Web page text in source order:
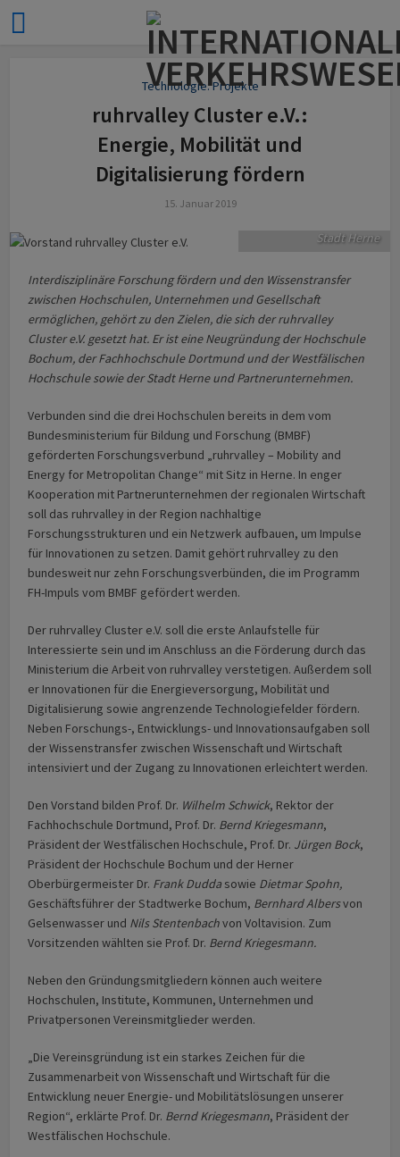
Technologie: Projekte
ruhrvalley Cluster e.V.:
Energie, Mobilität und
Digitalisierung fördern
15. Januar 2019
Der Vorstand des
Vereins (v.l.): Nils
Jürgen Bock, Prof.
Wilhelm Schwick,
Frank Dudda und Prof.
Stadt Herne
Interdisziplinäre Forschung fördern und den Wissenstransfer
zwischen Hochschulen, Unternehmen und Gesellschaft
ermöglichen, gehört zu den Zielen, die sich der ruhrvalley
Cluster e.V. gesetzt hat. Er ist eine Neugründung der Hochschule
Bochum, der Fachhochschule Dortmund und der Westfälischen
Hochschule sowie der Stadt Herne und Partnerunternehmen.
Verbunden sind die drei Hochschulen bereits in dem vom
Bundesministerium für Bildung und Forschung (BMBF)
geförderten Forschungsverbund „ruhrvalley – Mobility and
Energy for Metropolitan Change“ mit Sitz in Herne. In enger
Kooperation mit Partnerunternehmen der regionalen Wirtschaft
soll das ruhrvalley in der Region nachhaltige
Forschungsstrukturen und ein Netzwerk aufbauen, um Impulse
für Innovationen zu setzen. Damit gehört ruhrvalley zu den
bundesweit nur zehn Forschungsverbünden, die im Programm
FH-Impuls vom BMBF gefördert werden.
Der ruhrvalley Cluster e.V. soll die erste Anlaufstelle für
Interessierte sein und im Anschluss an die Förderung durch das
Ministerium die Arbeit von ruhrvalley verstetigen. Außerdem soll
er Innovationen für die Energieversorgung, Mobilität und
Digitalisierung sowie angrenzende Technologiefelder fördern.
Neben Forschungs-, Entwicklungs- und Innovationsaufgaben soll
der Wissenstransfer zwischen Wissenschaft und Wirtschaft
intensiviert und der Zugang zu Innovationen erleichtert werden.
Den Vorstand bilden Prof. Dr. Wilhelm Schwick, Rektor der
Fachhochschule Dortmund, Prof. Dr. Bernd Kriegesmann,
Präsident der Westfälischen Hochschule, Prof. Dr. Jürgen Bock,
Präsident der Hochschule Bochum und der Herner
Oberbürgermeister Dr. Frank Dudda sowie Dietmar Spohn,
Geschäftsführer der Stadtwerke Bochum, Bernhard Albersvon
Gelsenwasser und Nils Stentenbachvon Voltavision. Zum
Vorsitzenden wählten sie Prof. Dr. Bernd Kriegesmann.
Neben den Gründungsmitgliedern können auch weitere
Hochschulen, Institute, Kommunen, Unternehmen und
Privatpersonen Vereinsmitglieder werden.
„Die Vereinsgründung ist ein starkes Zeichen für die
Zusammenarbeit von Wissenschaft und Wirtschaft für die
Entwicklung neuer Energie- und Mobilitätslösungen unserer
Region“, erklärte Prof. Dr. Bernd Kriegesmann, Präsident der
Westfälischen Hochschule.